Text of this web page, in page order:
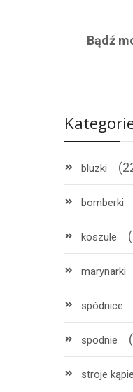
Bądź
bluzki
bomberki
koszule
marynarki
spódnice
spodnie
stroje